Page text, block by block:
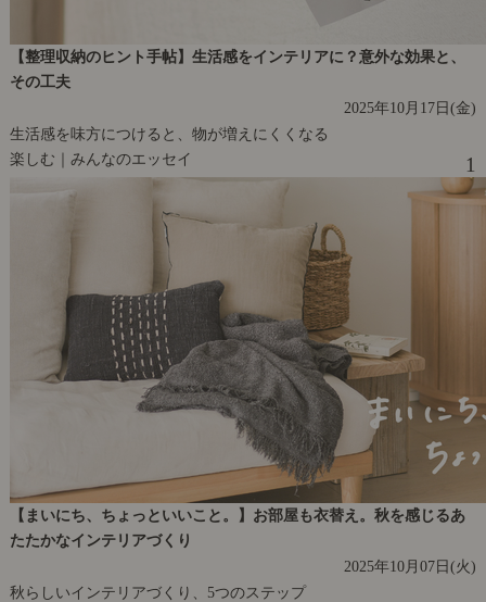
【整理収納のヒント手帖】生活感をインテリアに？意外な効果と、
その工夫
2025年10月17日(金)
生活感を味方につけると、物が増えにくくなる
楽しむ｜みんなのエッセイ
1
【まいにち、ちょっといいこと。】お部屋も衣替え。秋を感じるあ
たたかなインテリアづくり
2025年10月07日(火)
秋らしいインテリアづくり、5つのステップ